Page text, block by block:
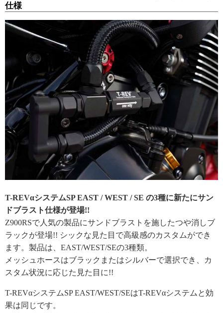
仕様
T-REVαシステムSP EAST / WEST / SE の3種に新たにサン
ドブラスト仕様が登場!!
Z900RSで人気の製品にサンドブラストを施したつや消しブ
ラックが登場!! シックな見た目で高級感のカスタムができ
ます。製品は、EAST/WEST/SEの3種類。
メッシュホースはブラックまたはシルバーで選択でき、カ
スタム状況に応じた見た目に!!
T-REVαシステムSP EAST/WEST/SEはT-REVαシステムと効
果は同じです。